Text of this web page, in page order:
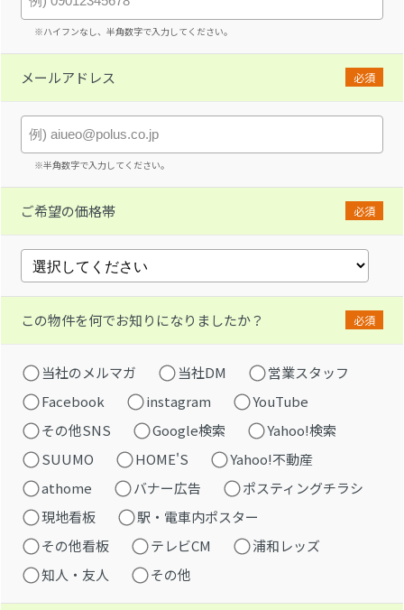
※ハイフンなし、半角数字で入力してください。
メールアドレス 必須
※半角数字で入力してください。
ご希望の価格帯 必須
この物件を何でお知りになりましたか？ 必須
当社のメルマガ 当社DM
営業スタッフ
Facebook
instagram
YouTube
その他SNS
Google検索
Yahoo!検索
SUUMO
HOME'S
Yahoo!不動産
athome
バナー広告
ポスティングチラシ
現地看板
駅・電車内ポスター
その他看板
テレビCM
浦和レッズ
知人・友人
その他